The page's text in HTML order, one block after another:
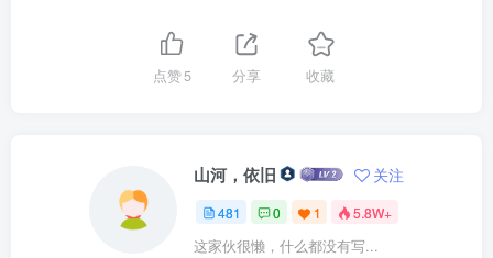
点赞5 分享 收藏
山河，依旧 关注
481 0 1 5.8W+
这家伙很懒，什么都没有写...